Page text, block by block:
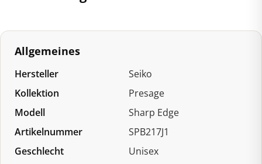
Allgemeines
Hersteller
Seiko
Kollektion
Presage
Modell
Sharp Edge
Artikelnummer
SPB217J1
Geschlecht
Unisex